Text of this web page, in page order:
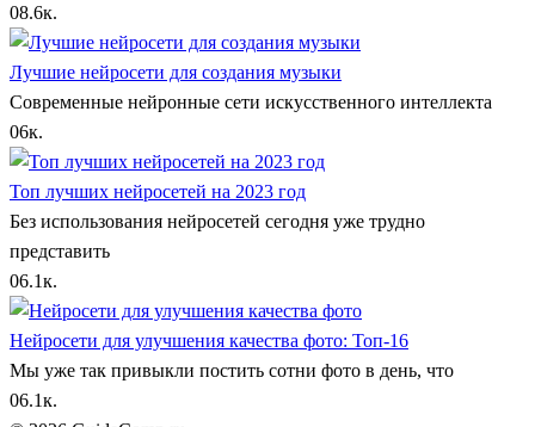
08.6к.
Лучшие нейросети для создания музыки
Современные нейронные сети искусственного интеллекта
06к.
Топ лучших нейросетей на 2023 год
Без использования нейросетей сегодня уже трудно
представить
06.1к.
Нейросети для улучшения качества фото: Топ-16
Мы уже так привыкли постить сотни фото в день, что
06.1к.